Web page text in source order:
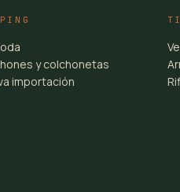
y colchonetas
importación